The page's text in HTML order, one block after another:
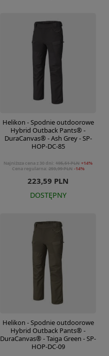
Helikon - Spodnie outdoorowe
Hybrid Outback Pants® -
DuraCanvas® - Ash Grey - SP-
HOP-DC-85
223,59 PLN
Najniższa cena z 30 dni: 195,51 PLN +14%
Cena regularna: 259,99 PLN -14%
DOSTĘPNY
Helikon - Spodnie outdoorowe
Hybrid Outback Pants® -
DuraCanvas® - Taiga Green - SP-
HOP-DC-09